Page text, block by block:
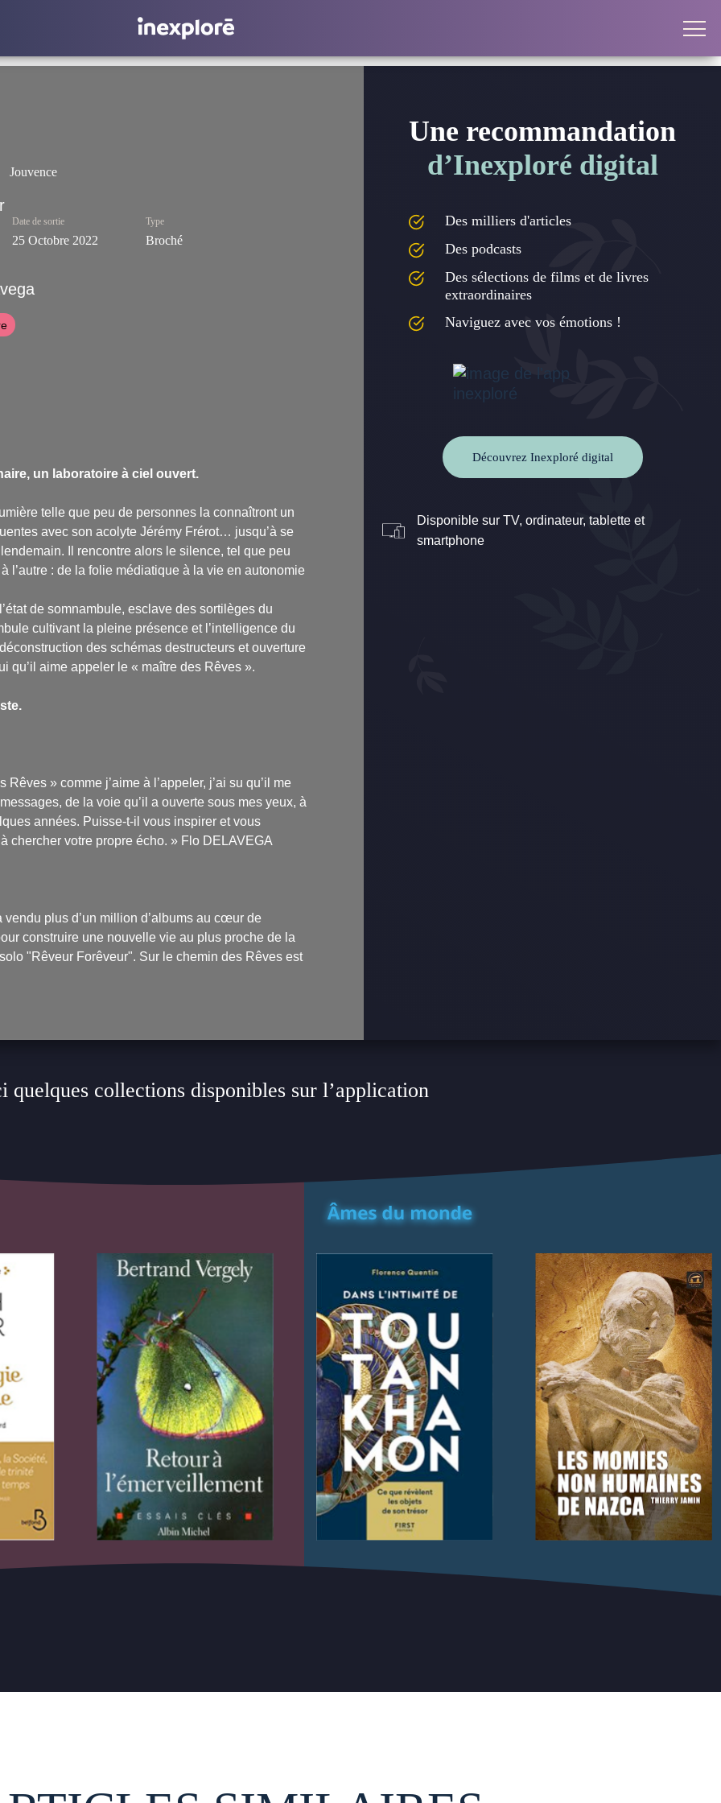
Jouvence
Date de sortie
25 Octobre 2022
Type
Broché
un laboratoire à ciel ouvert.
telle que peu de personnes la connaîtront un
avec son acolyte Jérémy Frérot… jusqu’à se
Il rencontre alors le silence, tel que peu
l’autre : de la folie médiatique à la vie en autonomie
de somnambule, esclave des sortilèges du
cultivant la pleine présence et l’intelligence du
des schémas destructeurs et ouverture
qu’il aime appeler le « maître des Rêves ».
» comme j’aime à l’appeler, j’ai su qu’il me
de la voie qu’il a ouverte sous mes yeux, à
années. Puisse-t-il vous inspirer et vous
chercher votre propre écho. » Flo DELAVEGA
plus d’un million d’albums au cœur de
construire une nouvelle vie au plus proche de la
"Rêveur Forêveur". Sur le chemin des Rêves est
Une recommandation
d’Inexploré digital
Des milliers d'articles
Des podcasts
Des sélections de films et de livres
extraordinaires
Naviguez avec vos émotions !
Découvrez Inexploré digital
Disponible sur TV, ordinateur, tablette et
smartphone
quelques collections disponibles sur l’application